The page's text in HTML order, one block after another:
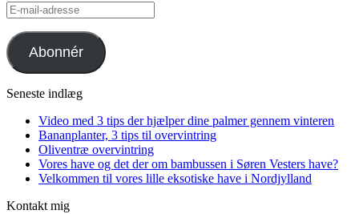
E-
mail-
adresse
Abonnér
Seneste indlæg
Video med 3 tips der hjælper dine palmer gennem vinteren
Bananplanter, 3 tips til overvintring
Oliventræ overvintring
Vores have og det der om bambussen i Søren Vesters have?
Velkommen til vores lille eksotiske have i Nordjylland
Kontakt mig